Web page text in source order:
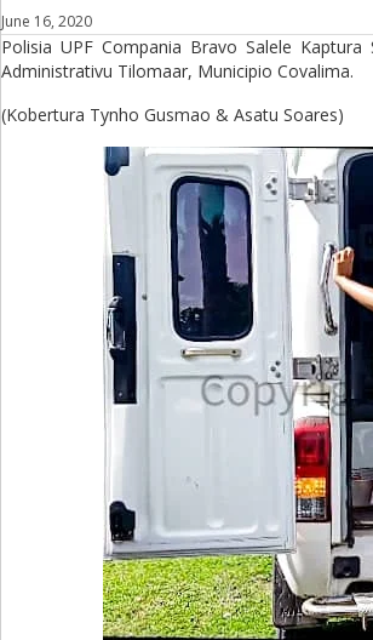
June 16, 2020
Polisia UPF Compania Bravo Salele
Administrativu Tilomaar, Municipio Covalima.
(Kobertura Tynho Gusmao & Asatu Soares)